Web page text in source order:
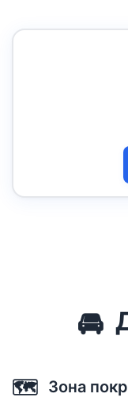
🚘
🗺️ Зона